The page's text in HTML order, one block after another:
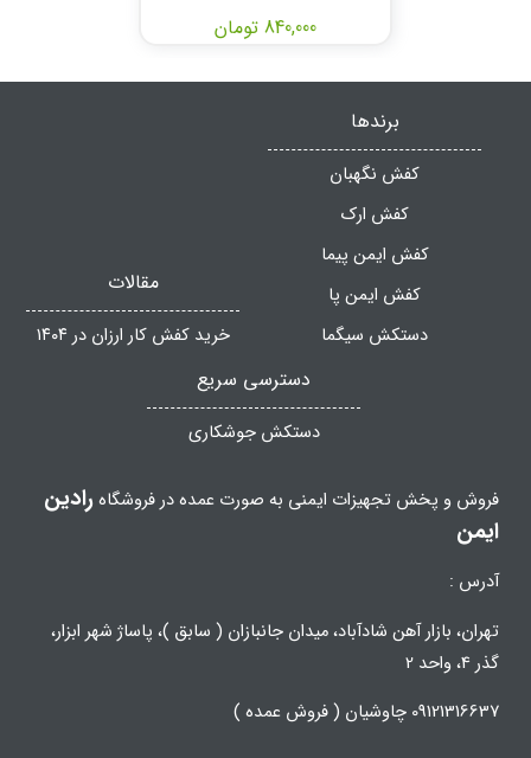
840,000 تومان
برندها
کفش نگهبان
کفش ارک
کفش ایمن پیما
کفش ایمن پا
دستکش سیگما
مقالات
خرید کفش کار ارزان در ۱۴۰۴
دسترسی سریع
دستکش جوشکاری
فروش و پخش تجهیزات ایمنی به صورت عمده در فروشگاهرادین
ایمن
آدرس :
تهران، بازار آهن شادآباد، میدان جانبازان ( سابق )، پاساژ شهر ابزار،
گذر 4، واحد 2
09121316637 چاوشیان ( فروش عمده )